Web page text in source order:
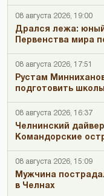
08 августа 2026, 19:00
Дрался лежа: юный
Первенства мира
08 августа 2026, 17:51
Рустам
подготовить
08 августа 2026, 16:37
Челнинский
Командорские
08 августа 2026, 15:09
Мужчина
в Челнах